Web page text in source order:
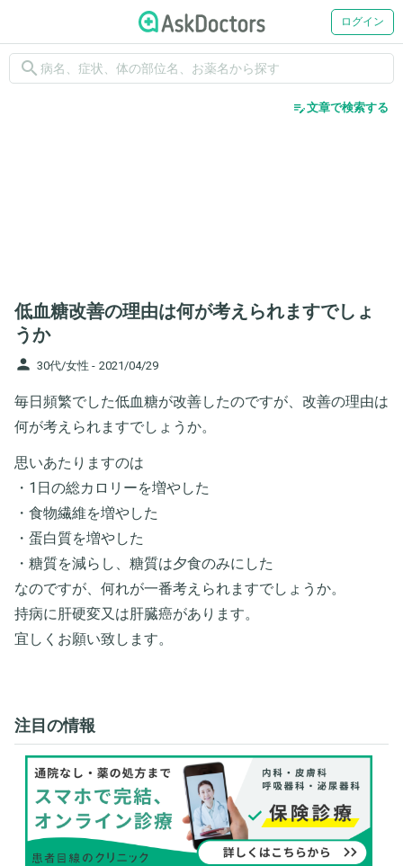
ログイン
search
edit_note文章で検索する
低血糖改善の理由は何が考えられますでしょ
うか
person 30代/女性 - 2021/04/29
毎日頻繁でした低血糖が改善したのですが、改善の理由は
何が考えられますでしょうか。
思いあたりますのは
・1日の総カロリーを増やした
・食物繊維を増やした
・蛋白質を増やした
・糖質を減らし、糖質は夕食のみにした
なのですが、何れが一番考えられますでしょうか。
持病に肝硬変又は肝臓癌があります。
宜しくお願い致します。
注目の情報